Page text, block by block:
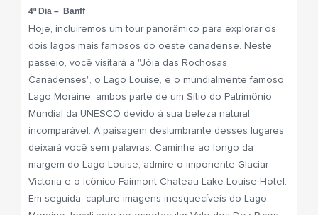
4º Dia – Banff
Hoje, incluiremos um tour panorâmico para explorar os
dois lagos mais famosos do oeste canadense. Neste
passeio, você visitará a "Jóia das Rochosas
Canadenses", o Lago Louise, e o mundialmente famoso
Lago Moraine, ambos parte de um Sítio do Patrimônio
Mundial da UNESCO devido à sua beleza natural
incomparável. A paisagem deslumbrante desses lugares
deixará você sem palavras. Caminhe ao longo da
margem do Lago Louise, admire o imponente Glaciar
Victoria e o icônico Fairmont Chateau Lake Louise Hotel.
Em seguida, capture imagens inesquecíveis do Lago